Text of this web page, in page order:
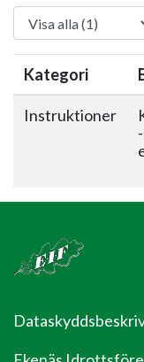
Kategori
Instruktioner